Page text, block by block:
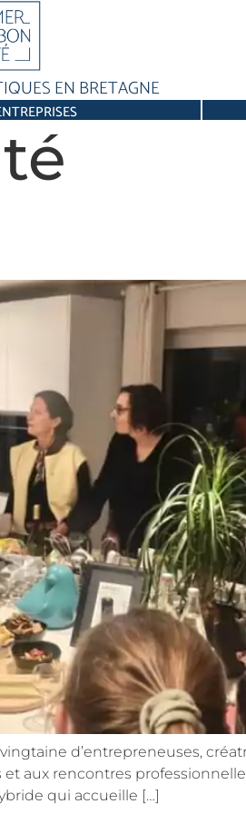
EN BRETAGNE
d’entrepreneuses,
aux rencontres
qui accueille […]